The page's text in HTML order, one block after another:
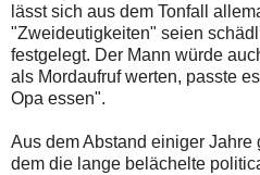
lässt sich aus dem Tonfall
"Zweideutigkeiten" seien
festgelegt. Der Mann würde
als Mordaufruf werten, passte
Opa essen".
Aus dem Abstand einiger Jahre
dem die lange belächelte